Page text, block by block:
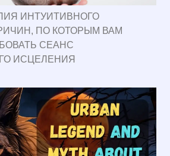
ИНТУИТИВНОГО
ПО КОТОРЫМ ВАМ
СЕАНС
ИСЦЕЛЕНИЯ